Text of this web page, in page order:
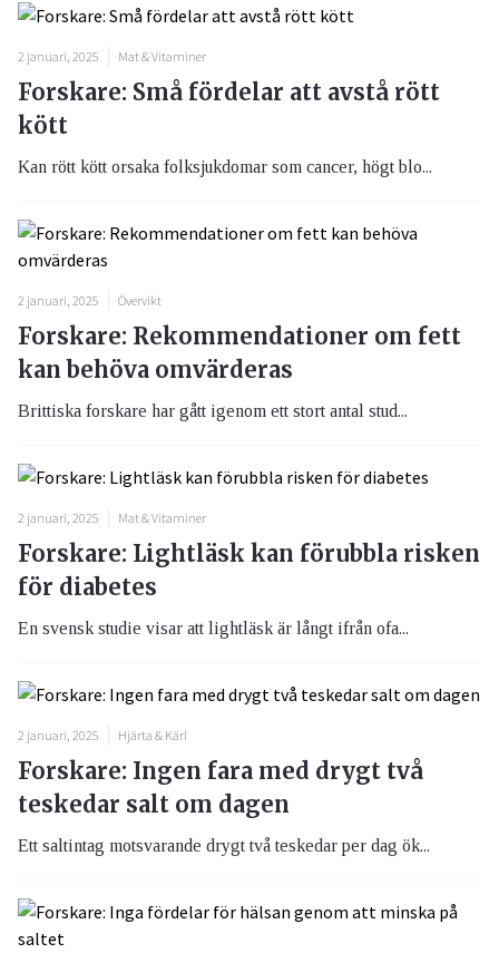
2 januari, 2025 Mat & Vitaminer
Forskare: Små fördelar att avstå rött
kött
Kan rött kött orsaka folksjukdomar som cancer, högt blo...
2 januari, 2025 Övervikt
Forskare: Rekommendationer om fett
kan behöva omvärderas
Brittiska forskare har gått igenom ett stort antal stud...
2 januari, 2025 Mat & Vitaminer
Forskare: Lightläsk kan förubbla risken
för diabetes
En svensk studie visar att lightläsk är långt ifrån ofa...
2 januari, 2025 Hjärta & Kärl
Forskare: Ingen fara med drygt två
teskedar salt om dagen
Ett saltintag motsvarande drygt två teskedar per dag ök...